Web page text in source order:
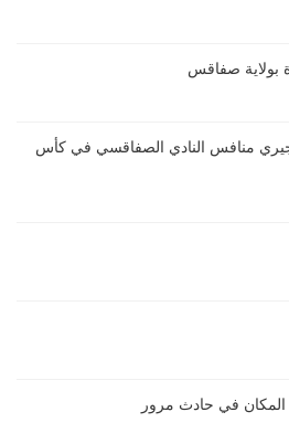
منافس النادي الصفاقسي في كأس
في حادث مرور